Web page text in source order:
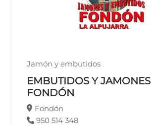
Jamón y embutidos
EMBUTIDOS Y JAMONES
FONDÓN
Fondón
950 514 348